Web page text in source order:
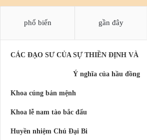
phổ biến gần đây
CÁC ĐẠO SƯ CỦA SỰ THIỀN ĐỊNH VÀ
Ý nghĩa của hầu đồng
Khoa cúng bản mệnh
Khoa lễ nam tào bắc đẩu
Huyền nhiệm Chú Đại Bi